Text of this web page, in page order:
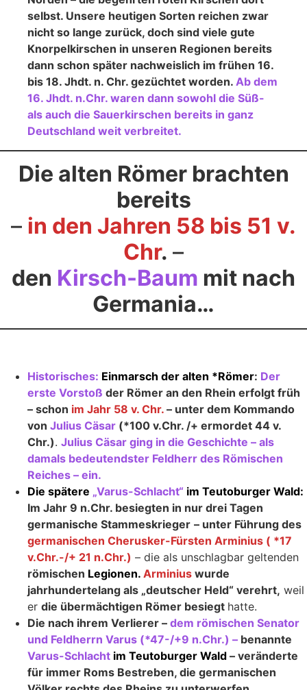
selbst. Unsere heutigen Sorten reichen zwar
nicht so lange zurück, doch sind viele gute
Knorpelkirschen in unseren Regionen bereits
dann schon später nachweislich im frühen 16.
bis 18. Jhdt. n. Chr. gezüchtet worden. Ab dem
16. Jhdt. n.Chr. waren dann sowohl die Süß-
als auch die Sauerkirschen bereits in ganz
Deutschland weit verbreitet.
Die alten Römer brachten
bereits
– in den Jahren 58 bis 51 v.
Chr. –
den Kirsch-Baum mit nach
Germania…
Historisches: Einmarsch der alten *Römer: Der
erste Vorstoß der Römer an den Rhein erfolgt früh
– schon im Jahr 58 v. Chr. – unter dem Kommando
von Julius Cäsar (*100 v.Chr. /+ ermordet 44 v.
Chr.). Julius Cäsar ging in die Geschichte – als
damals bedeutendster Feldherr des Römischen
Reiches – ein.
Die spätere „Varus-Schlacht“ im Teutoburger Wald:
Im Jahr 9 n.Chr. besiegten in nur drei Tagen
germanische Stammeskrieger – unter Führung des
germanischen Cherusker-Fürsten Arminius ( *17
v.Chr.-/+ 21 n.Chr.) – die als unschlagbar geltenden
römischen Legionen. Arminius wurde
jahrhundertelang als „deutscher Held“ verehrt, weil
er die übermächtigen Römer besiegt hatte.
Die nach ihrem Verlierer – dem römischen Senator
und Feldherrn Varus (*47-/+9 n.Chr.) – benannte
Varus-Schlacht im Teutoburger Wald – veränderte
für immer Roms Bestreben, die germanischen